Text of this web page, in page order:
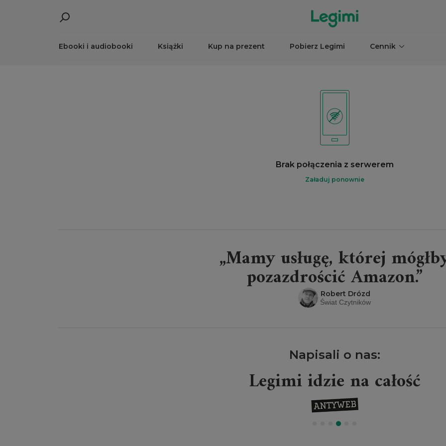
Ebooki i audiobooki Książki Kup na prezent Pobierz Legimi Cennik
Brak połączenia z serwerem
Załaduj ponownie
„Mamy usługę, której
pozazdrościć Amazon.”
Robert Drózd
Świat Czytników
Napisali o nas:
Legimi idzie na całość